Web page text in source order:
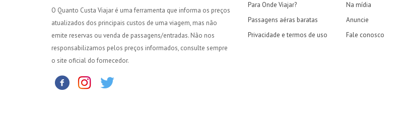
O Quanto Custa Viajar é uma ferramenta que informa os preços
atualizados dos principais custos de uma viagem, mas não
emite reservas ou venda de passagens/entradas. Não nos
responsabilizamos pelos preços informados, consulte sempre
o site oficial do fornecedor.
Para Onde Viajar?
Passagens aéras baratas
Privacidade e termos de uso
Na mídia
Anuncie
Fale conosco